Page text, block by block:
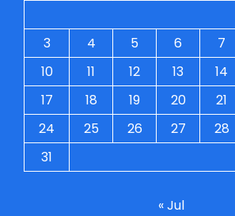
3
4 5 6 7
10
11 12 13 14
17
18 19 20 21
24
25 26 27 28
31
« Jul